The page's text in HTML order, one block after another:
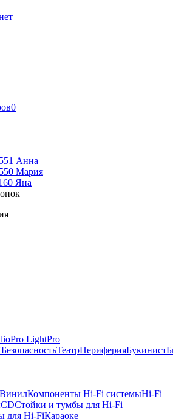
0
Анна
Мария
Яна
Pro LightPro
БезопасностьТеатрПериферияБукинист
ВинилКомпоненты Hi-Fi системыHi-Fi
CDСтойки и тумбы для Hi-Fi
для Hi-FiКараоке